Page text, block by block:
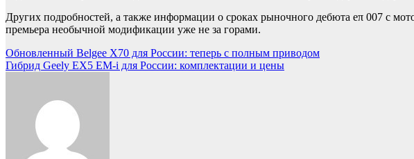
Других подробностей, а также информации о сроках рыночного дебюта eπ 007 с
премьера необычной модификации уже не за горами.
Навигация
по
Обновленный Belgee X70 для России: теперь с полным приводом
Гибрид Geely EX5 EM-i для России: комплектации и цены